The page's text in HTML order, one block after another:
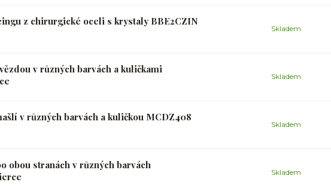
z chirurgické oceli s krystaly BBE2CZIN
Skladem
v různých barvách a kuličkami
Skladem
v různých barvách a kuličkou MCDZ408
Skladem
obou stranách v různých barvách
Skladem